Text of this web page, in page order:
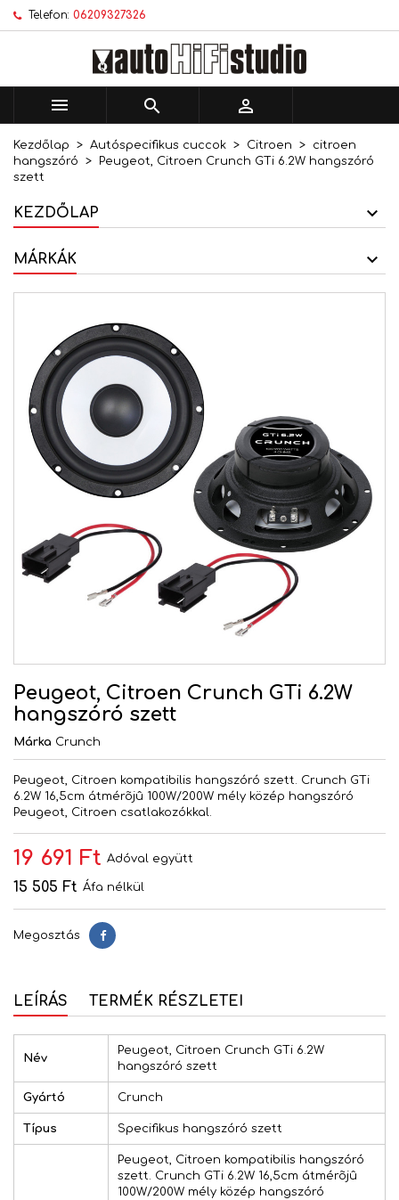
Telefon: 06209327326
  
Kezdőlap Autóspecifikus cuccok Citroen
citroen
hangszóró
Peugeot, Citroen Crunch GTi 6.2W hangszóró
szett
KEZDŐLAP
MÁRKÁK
Peugeot, Citroen Crunch GTi 6.2W
hangszóró szett
Márka Crunch
Peugeot, Citroen kompatibilis hangszóró szett. Crunch GTi
6.2W 16,5cm átmérõjû 100W/200W mély közép hangszóró
Peugeot, Citroen csatlakozókkal.
19 691 Ft Adóval együtt
15 505 Ft Áfa nélkül
Megosztás Megosztás
LEÍRÁS TERMÉK RÉSZLETEI
Név
Peugeot, Citroen Crunch GTi 6.2W
hangszóró szett
Gyártó Crunch
Típus Specifikus hangszóró szett
Peugeot, Citroen kompatibilis hangszóró
szett. Crunch GTi 6.2W 16,5cm átmérõjû
100W/200W mély közép hangszóró
Kívánságlistáim ×
Új lista létrehozása
Kívánságlista létrehozása ×
Kívánságlista neve
Bejelentkezés ×
történő mentéséhez.
Mégsem Bejelentkezés